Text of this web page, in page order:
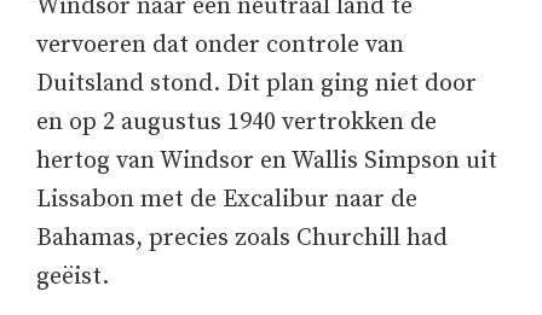
Windsor naar een neutraal land te
vervoeren dat onder controle van
Duitsland stond. Dit plan ging niet door
en op 2 augustus 1940 vertrokken de
hertog van Windsor en Wallis Simpson uit
Lissabon met de Excalibur naar de
Bahamas, precies zoals Churchill had
geëist.